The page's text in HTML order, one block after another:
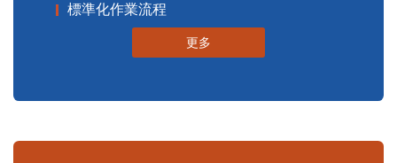
標準化作業流程
更多